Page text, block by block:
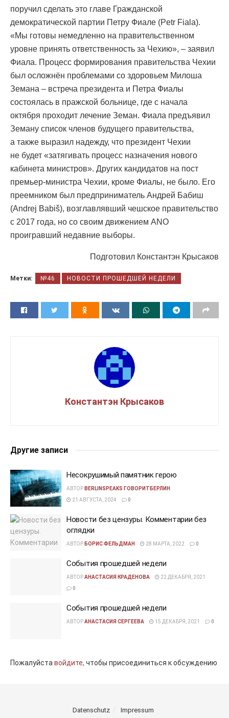
поручил сделать это главе Гражданской
демократической партии Петру Фиале (Petr Fiala).
«Мы готовы немедленно на правительственном
уровне принять ответственность за Чехию», – заявил
Фиала. Процесс формирования правительства Чехии
был осложнён проблемами со здоровьем Милоша
Земана – встреча президента и Петра Фиалы
состоялась в пражской больнице, где с начала
октября проходит лечение Земан. Фиала предъявил
Земану список членов будущего правительства,
а также выразил надежду, что президент Чехии
не будет «затягивать процесс назначения нового
кабинета министров». Других кандидатов на пост
премьер-министра Чехии, кроме Фиалы, не было. Его
преемником был предприниматель Андрей Бабиш
(Andrej Babiš), возглавлявший чешское правительство
с 2017 года, но со своим движением ANO
проигравший недавние выборы.
Подготовил Константэн Крысаков
Метки: №46 НОВОСТИ ПРОШЕДШЕЙ НЕДЕЛИ
Константэн Крысаков
Другие записи
Несокрушимый памятник герою
АВТОР BERLINSPEAKS ГОВОРИТБЕРЛИН
21 АВГУСТА, 2024
0
Новости без цензуры. Комментарии без
оглядки
АВТОР БОРИС ФЕЛЬДМАН 28 МАРТА, 2022 0
События прошедшей недели
АВТОРАНАСТАСИЯ КРАДЕНОВА
22 ДЕКАБРЯ, 2021
0
События прошедшей недели
АВТОРАНАСТАСИЯ СЕРГЕЕВА 15 ДЕКАБРЯ, 2021 0
Пожалуйставойдите, чтобы присоединиться к обсуждению
Datenschutz Impressum